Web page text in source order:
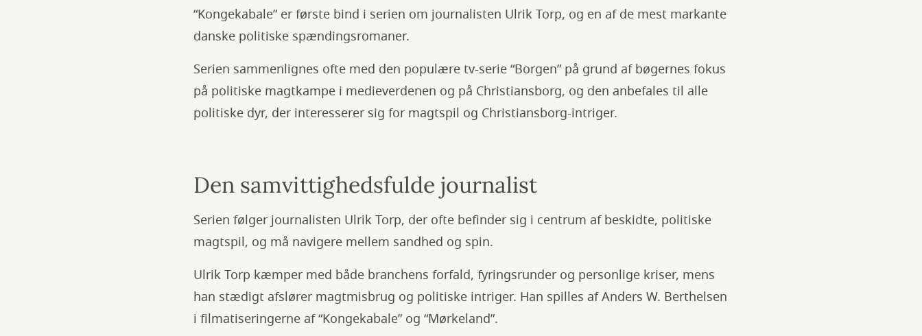
“Kongekabale” er første bind i serien om journalisten Ulrik Torp, og en af de mest markante
danske politiske spændingsromaner.
Serien sammenlignes ofte med den populære tv-serie “Borgen” på grund af bøgernes fokus
på politiske magtkampe i medieverdenen og på Christiansborg, og den anbefales til alle
politiske dyr, der interesserer sig for magtspil og Christiansborg-intriger.
Den samvittighedsfulde journalist
Serien følger journalisten Ulrik Torp, der ofte befinder sig i centrum af beskidte, politiske
magtspil, og må navigere mellem sandhed og spin.
Ulrik Torp kæmper med både branchens forfald, fyringsrunder og personlige kriser, mens
han stædigt afslører magtmisbrug og politiske intriger. Han spilles af Anders W. Berthelsen
i filmatiseringerne af “Kongekabale” og “Mørkeland”.